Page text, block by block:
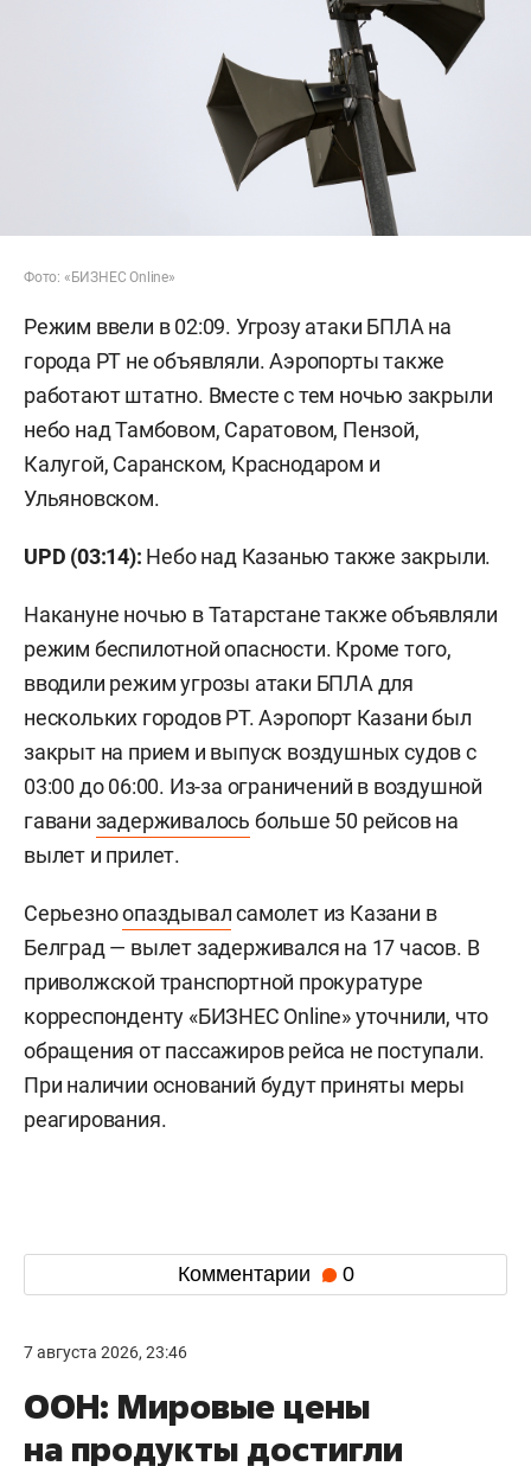
Фото: «БИЗНЕС Online»
Режим ввели в 02:09. Угрозу атаки БПЛА на
города РТ не объявляли. Аэропорты также
работают штатно. Вместе с тем ночью закрыли
небо над Тамбовом, Саратовом, Пензой,
Калугой, Саранском, Краснодаром и
Ульяновском.
UPD (03:14): Небо над Казанью также закрыли.
Накануне ночью в Татарстане также объявляли
режим беспилотной опасности. Кроме того,
вводили режим угрозы атаки БПЛА для
нескольких городов РТ. Аэропорт Казани был
закрыт на прием и выпуск воздушных судов с
03:00 до 06:00. Из-за ограничений в воздушной
гавани задерживалось больше 50 рейсов на
вылет и прилет.
Серьезноопаздывалсамолет из Казани в
Белград — вылет задерживался на 17 часов. В
приволжской транспортной прокуратуре
корреспонденту «БИЗНЕС Online» уточнили, что
обращения от пассажиров рейса не поступали.
При наличии оснований будут приняты меры
реагирования.
Комментарии 0
7 августа 2026, 23:46
ООН: Мировые цены
на продукты достигли